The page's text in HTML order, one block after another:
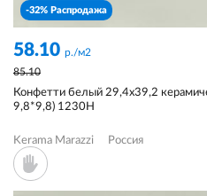
-32% Распродажа
58.10 р./м2
85.10
Конфетти белый 29,4x39,2
9,8*9,8) 1230H
Kerama Marazzi Россия